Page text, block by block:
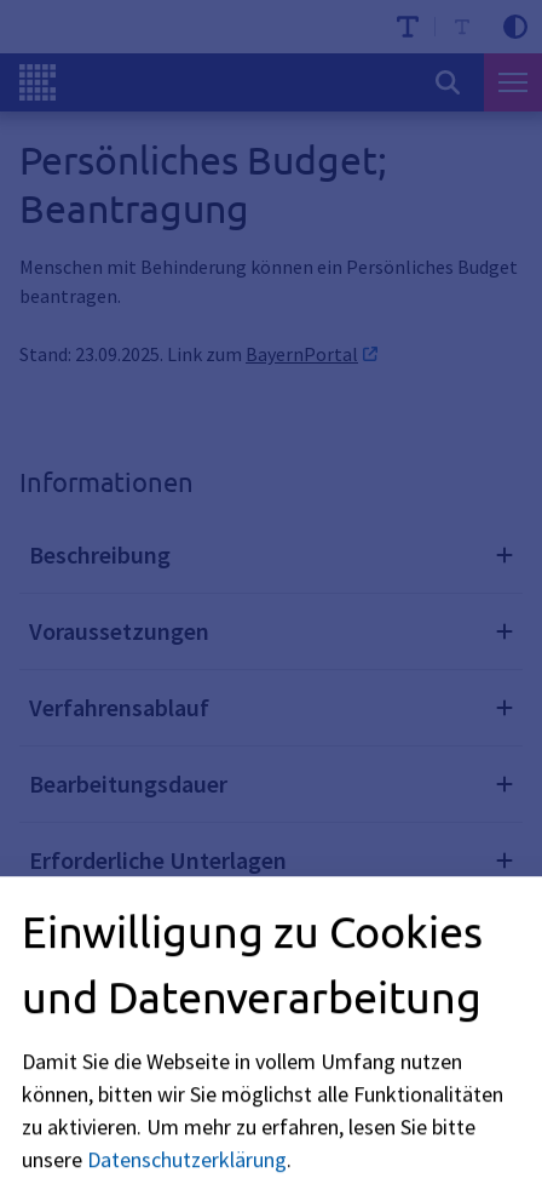
Persönliches Budget;
Beantragung
Menschen mit Behinderung können ein Persönliches Budget
beantragen.
Stand: 23.09.2025. Link zum BayernPortal
Informationen
Beschreibung
Voraussetzungen
Verfahrensablauf
Bearbeitungsdauer
Erforderliche Unterlagen
Kosten
Rechtsgrundlagen
Weiterführende Links
Einwilligung zu Cookies
und Datenverarbeitung
Damit Sie die Webseite in vollem Umfang nutzen
können, bitten wir Sie möglichst alle Funktionalitäten
zu aktivieren. Um mehr zu erfahren, lesen Sie bitte
unsere Datenschutzerklärung.